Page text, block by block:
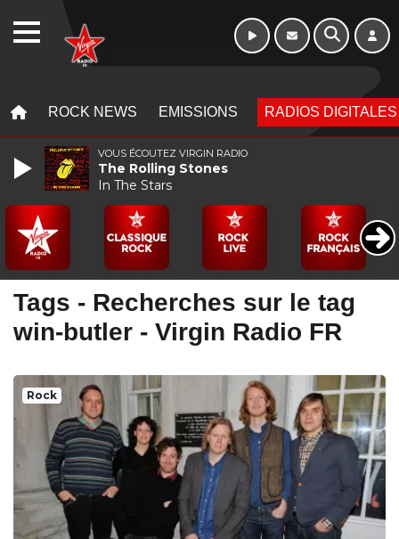
ROCK NEWS EMISSIONS RADIOS DIGITALES
Tags - Recherches sur le tag
win-butler - Virgin Radio FR
Rock
VOUS ÉCOUTEZ VIRGIN RADIO
The Rolling Stones
In The Stars
WEBRADIO